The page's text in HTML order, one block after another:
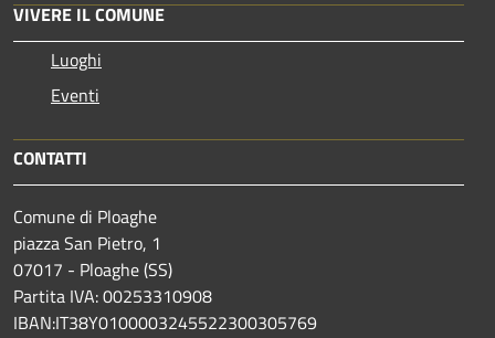
VIVERE IL COMUNE
Luoghi
Eventi
CONTATTI
Comune di Ploaghe
piazza San Pietro, 1
07017 - Ploaghe (SS)
Partita IVA: 00253310908
IBAN:IT38Y0100003245522300305769